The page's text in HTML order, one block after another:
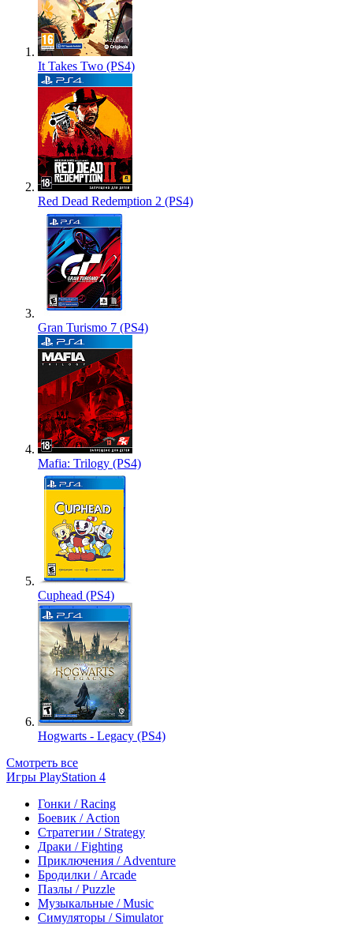
It Takes Two (PS4)
Red Dead Redemption 2 (PS4)
Gran Turismo 7 (PS4)
Mafia: Trilogy (PS4)
Cuphead (PS4)
Hogwarts - Legacy (PS4)
Смотреть все
Игры PlayStation 4
Гонки / Racing
Боевик / Action
Стратегии / Strategy
Драки / Fighting
Приключения / Adventure
Бродилки / Arcade
Пазлы / Puzzle
Музыкальные / Music
Симуляторы / Simulator